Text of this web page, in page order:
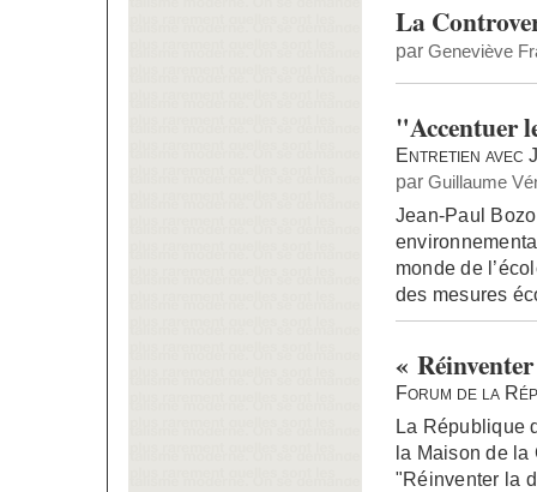
La
par Geneviève
"Accentuer
Entretien avec
par Guillaume
Jean-Paul
monde de
des mesures
«
Forum de la
La République
la Maison de la
"Réinventer la